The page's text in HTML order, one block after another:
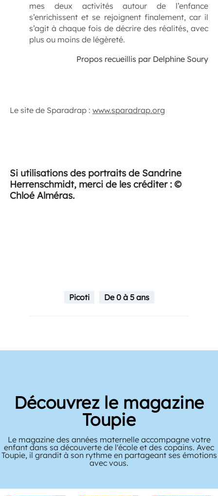
mes deux activités autour de l’enfance
s’enrichissent et se rejoignent finalement, car il
s’agit à chaque fois de décrire des réalités, avec
plus ou moins de légèreté.
Propos recueillis par Delphine Soury
Le site de Sparadrap : www.sparadrap.org
Si utilisations des portraits de Sandrine
Herrenschmidt, merci de les créditer : ©
Chloé Alméras.
Picoti De 0 à 5 ans
Découvrez le magazine
Toupie
Le magazine des années maternelle accompagne votre
enfant dans sa découverte de l'école et des copains. Avec
Toupie, il grandit à son rythme en partageant ses émotions
avec vous.